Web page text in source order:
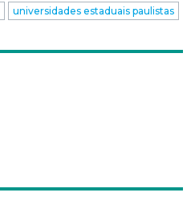
universidades estaduais paulistas